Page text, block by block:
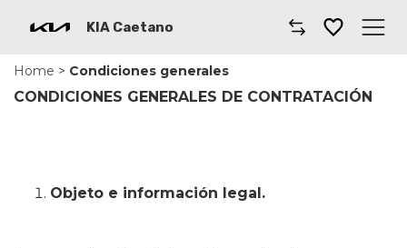
KIA Caetano
Caetano
Home > Condiciones generales
CONDICIONES GENERALES DE CONTRATACIÓN
Objeto e información legal.